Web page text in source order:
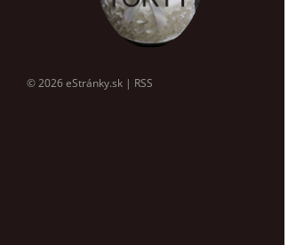
© 2026 eStránky.sk | RSS